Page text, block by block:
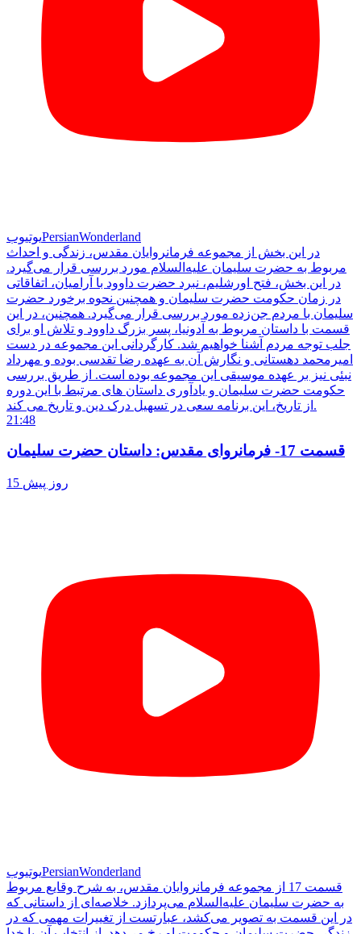
یوتیوبPersianWonderland
در این بخش از مجموعه فرمانروایان مقدس، زندگی و احداث
مربوط به حضرت سلیمان علیه‌السلام مورد بررسی قرار می‌گیرد.
در این بخش، فتح اورشلیم، نبرد حضرت داوود با آرامیان، اتفاقاتی
در زمان حکومت حضرت سلیمان و همچنین نحوه برخورد حضرت
سلیمان با مردم جن‌زده مورد بررسی قرار می‌گیرد. همچنین، در این
قسمت با داستان مربوط به آدونیا، پسر بزرگ داوود و تلاش او برای
جلب توجه مردم آشنا خواهیم شد. کارگردانی این مجموعه در دست
امیرمحمد دهستانی و نگارش آن به عهده رضا تقدسی بوده و مهرداد
نبئی نیز بر عهده موسیقی این مجموعه بوده است. از طریق بررسی
حکومت حضرت سلیمان و یادآوری داستان های مرتبط با این دوره
از تاریخ، این برنامه سعی در تسهیل درک دین و تاریخ می کند.
21:48
قسمت 17- فرمانروای مقدس: داستان حضرت سلیمان
15 روز پیش
یوتیوبPersianWonderland
قسمت 17 از مجموعه فرمانروایان مقدس، به شرح وقایع مربوط
به حضرت سلیمان علیه‌السلام می‌پردازد. خلاصه‌ای از داستانی که
در این قسمت به تصویر می‌کشد، عبارتست از تغییرات مهمی که در